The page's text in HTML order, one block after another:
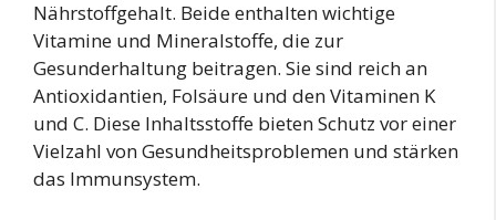
Nährstoffgehalt. Beide enthalten wichtige
Vitamine und Mineralstoffe, die zur
Gesunderhaltung beitragen. Sie sind reich an
Antioxidantien, Folsäure und den Vitaminen K
und C. Diese Inhaltsstoffe bieten Schutz vor einer
Vielzahl von Gesundheitsproblemen und stärken
das Immunsystem.